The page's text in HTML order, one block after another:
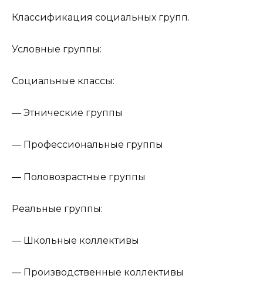
Классификация социальных групп.
Условные группы:
Социальные классы:
— Этнические группы
— Профессиональные группы
— Половозрастные группы
Реальные группы:
— Школьные коллективы
— Производственные коллективы